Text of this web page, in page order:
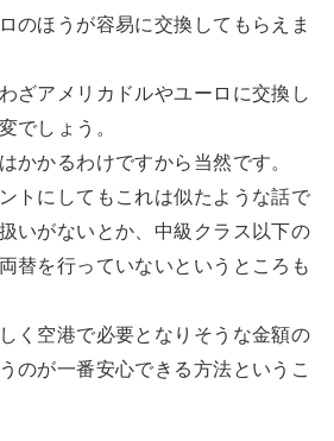
のほうが容易に交換してもらえま
ざアメリカドルやユーロに交換し
でしょう。
かかるわけですから当然です。
トにしてもこれは似たような話で
いがないとか、中級クラス以下の
替を行っていないというところも
く空港で必要となりそうな金額の
のが一番安心できる方法というこ